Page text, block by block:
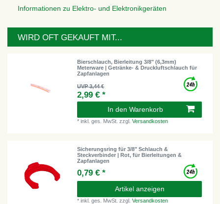
Informationen zu Elektro- und Elektronikgeräten
WIRD OFT GEKAUFT MIT...
Bierschlauch, Bierleitung 3/8" (6,3mm)
Meterware | Getränke- & Druckluftschlauch für
Zapfanlagen
UVP 3,44 €
2,99 € *
In den Warenkorb
*inkl. ges. MwSt. zzgl.Versandkosten
Sicherungsring für 3/8" Schlauch &
Steckverbinder | Rot, für Bierleitungen &
Zapfanlagen
0,79 € *
Artikel anzeigen
*inkl. ges. MwSt. zzgl.Versandkosten